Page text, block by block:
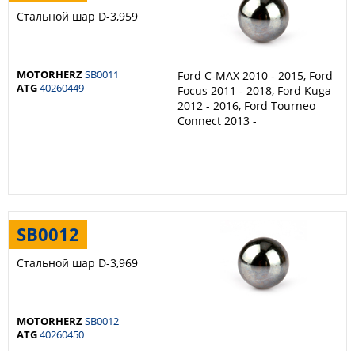
Стальной шар D-3,959
MOTORHERZSB0011
ATG40260449
Ford C-MAX 2010 - 2015, Ford
Focus 2011 - 2018, Ford Kuga
2012 - 2016, Ford Tourneo
Connect 2013 -
SB0012
Стальной шар D-3,969
MOTORHERZSB0012
ATG40260450